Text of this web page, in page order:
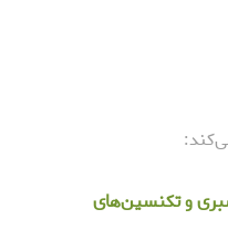
و تکنسین‌های